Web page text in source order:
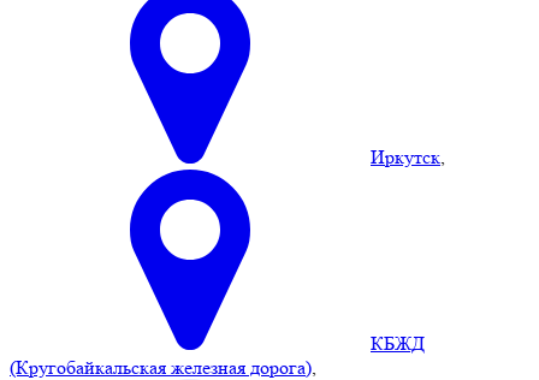
Иркутск,
КБЖД
(Кругобайкальская железная дорога),